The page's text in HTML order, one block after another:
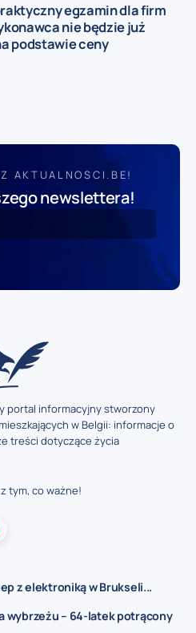
egzamin dla firm
nie będzie już
podstawie ceny
AKTUALNOSCI.BE!
newslettera!
portal informacyjny stworzony
w Belgii: informacje o
treści dotyczące życia
tym, co ważne!
z elektroniką w Brukseli...
wybrzeżu – 64-latek potrącony